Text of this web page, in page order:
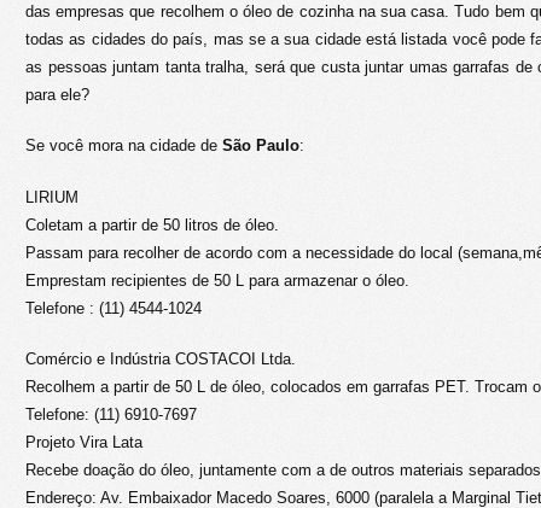
das empresas que recolhem o óleo de cozinha na sua casa. Tudo bem
todas as cidades do país, mas se a sua cidade está listada você pode
as pessoas juntam tanta tralha, será que custa juntar umas garrafas de
para ele?
Se você mora na cidade de São Paulo:
LIRIUM
Coletam a partir de 50 litros de óleo.
Passam para recolher de acordo com a necessidade do local
Emprestam recipientes de 50 L para armazenar o óleo.
Telefone : (11) 4544-1024
Comércio e Indústria COSTACOI Ltda.
Recolhem a partir de 50 L de óleo, colocados em garrafas PET. Trocam
Telefone: (11) 6910-7697
Projeto Vira Lata
Recebe doação do óleo, juntamente com a de outros materiais
Endereço: Av. Embaixador Macedo Soares, 6000 (paralela a Marginal